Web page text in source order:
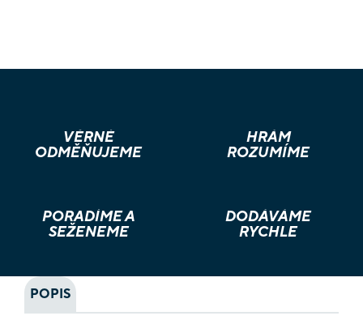
VĚRNÉ
ODMĚŇUJEME
HRÁM
ROZUMÍME
PORADÍME A
SEŽENEME
DODÁVÁME
RYCHLE
POPIS